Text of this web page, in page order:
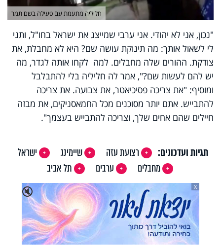
חליליה מתעמת עם פעילה בשם תמר
"נכון, אני לא יהודי. אני ערבי שמייצג את ישראל בחו"ל, ותני
לי לשאול אותך: מה תינוקת עושה שם? היא לא מחבלת, את
צודקת. ההורים שלה מחבלים. למה לקחו אותה לגדר, מה
יש להם לעשות שם?", אמר לה חליליה בלי להתבלבל
ומוסיף: "את צריכה פסיכיאטר, את צבועה. את צריכה
להתבייש. אתם יותר מסוכנים מכל החמאסניקים, את מבזה
חיילים שהם אחים שלך, וצריכה להתבייש בעצמך".
תגיות ועדכונים: רצועת עזה שיימינג
ישראל
מחבלים
ערבים
תל אביב
🔇
X